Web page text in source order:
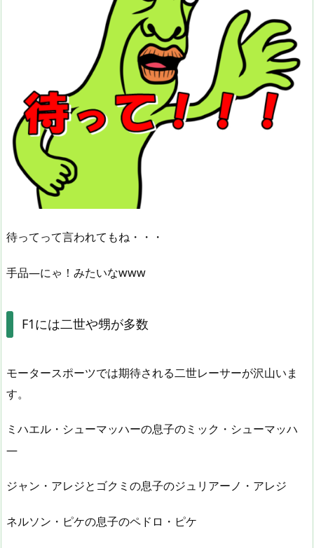
待ってって言われてもね・・・
手品―にゃ！みたいなwww
F1には二世や甥が多数
モータースポーツでは期待される二世レーサーが沢山いま
す。
ミハエル・シューマッハーの息子のミック・シューマッハ
―
ジャン・アレジとゴクミの息子のジュリアーノ・アレジ
ネルソン・ピケの息子のペドロ・ピケ